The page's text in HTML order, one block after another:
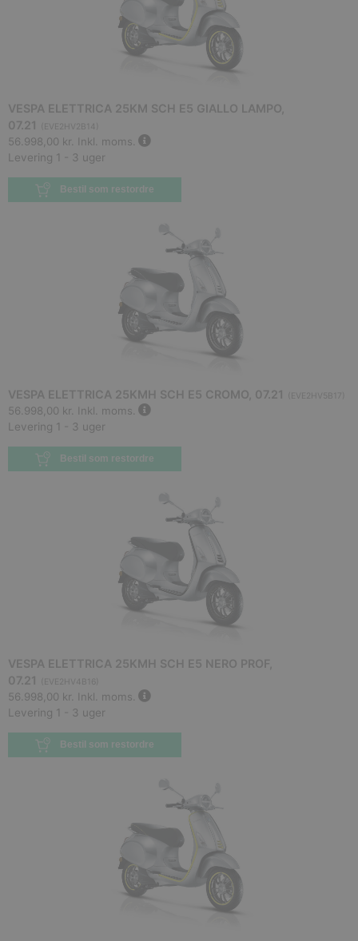
VESPA ELETTRICA 25KM SCH E5 GIALLO LAMPO,
07.21
EVE2HV2B14
56.998,00 kr. Inkl. moms.
Levering 1 - 3 uger
Bestil som restordre
VESPA ELETTRICA 25KMH SCH E5 CROMO, 07.21 EVE2HV5B17
56.998,00 kr. Inkl. moms.
Levering 1 - 3 uger
Bestil som restordre
VESPA ELETTRICA 25KMH SCH E5 NERO PROF,
07.21
EVE2HV4B16
56.998,00 kr. Inkl. moms.
Levering 1 - 3 uger
Bestil som restordre